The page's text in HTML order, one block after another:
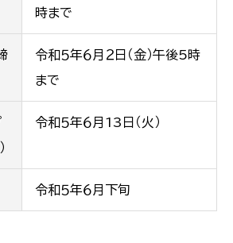
時まで
令和５年６月２日（金）午後5時
まで
令和５年６月13日（火）
令和５年６月下旬